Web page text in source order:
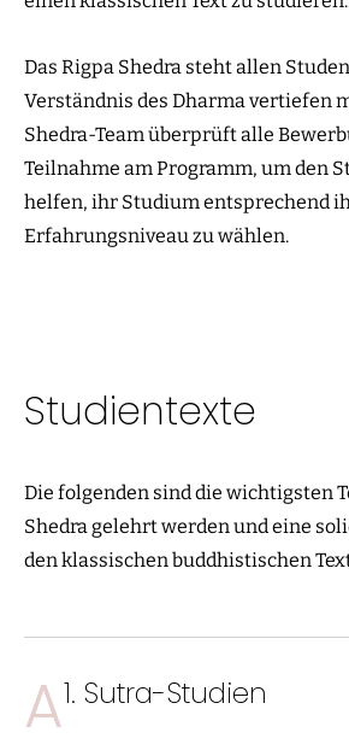
Das Rigpa Shedra steht allen
Verständnis des Dharma vertiefen
Shedra-Team überprüft alle
Teilnahme am Programm, um den
helfen, ihr Studium entsprechend
Erfahrungsniveau zu wählen.
Studientexte
Die folgenden sind die wichtigsten
Shedra gelehrt werden und eine
den klassischen buddhistischen
A1. Sutra-Studien